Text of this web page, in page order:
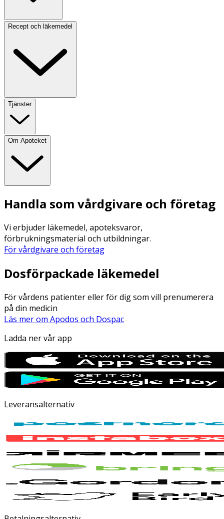
Recept och läkemedel
Tjänster
Om Apoteket
Handla som vårdgivare och företag
Vi erbjuder läkemedel, apoteksvaror,
förbrukningsmaterial och utbildningar.
För vårdgivare och företag
Dosförpackade läkemedel
För vårdens patienter eller för dig som vill prenumerera
på din medicin
Läs mer om Apodos och Dospac
Ladda ner vår app
Leveransalternativ